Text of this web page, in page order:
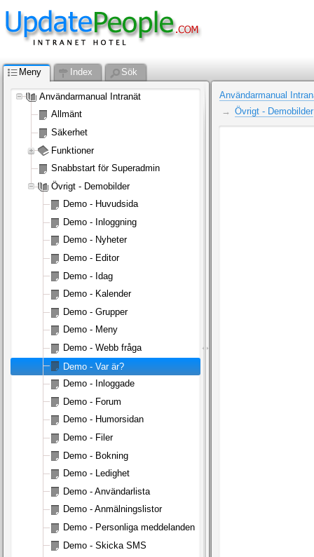
Meny Index Sök
Användarmanual Intranät
Allmänt
Säkerhet
Funktioner
Snabbstart för Superadmin
Övrigt - Demobilder
Demo - Huvudsida
Demo - Inloggning
Demo - Nyheter
Demo - Editor
Demo - Idag
Demo - Kalender
Demo - Grupper
Demo - Meny
Demo - Webb fråga
Demo - Var är?
Demo - Inloggade
Demo - Forum
Demo - Humorsidan
Demo - Filer
Demo - Bokning
Demo - Ledighet
Demo - Användarlista
Demo - Anmälningslistor
Demo - Personliga meddelanden
Demo - Skicka SMS
Användarmanual
Övrigt - Demobilder